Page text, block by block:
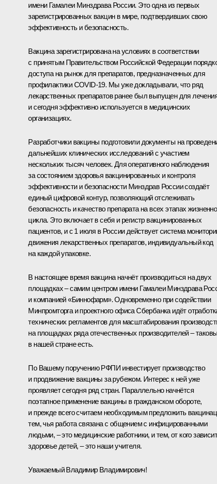
имени Гамалеи Минздрава России. Это одна из первых
зарегистрированных вакцин в мире, подтвердивших свою
эффективность и безопасность.
Вакцина зарегистрирована на условиях в соответствии
с принятым Правительством Российской Федерации
доступа на рынок для препаратов, предназначенных для
профилактики COVID‑19. Мы уже докладывали, что ряд
лекарственных препаратов ранее был выпущен для
и сегодня эффективно используется в медицинских
организациях.
Разработчики вакцины подготовили документы на
дальнейших клинических исследований с участием
нескольких тысяч человек. Для оперативного наблюдения
за состоянием здоровья вакцинированных и контроля
эффективности и безопасности Минздрав России создаёт
единый цифровой контур, позволяющий отслеживать
безопасность и качество препарата на всех этапах
цикла. Это включает в себя и регистр вакцинированных
пациентов, и с 1 июля в России действует система
движения лекарственных препаратов, индивидуальный код
на каждой упаковке.
В настоящее время вакцина начнёт производиться на двух
площадках – самим центром имени Гамалеи Минздрава
и компанией «Биннофарм». Одновременно при содействии
Минпромторга и проектного офиса Сбербанка идёт
технических регламентов для масштабирования
на площадках ряда отечественных производителей –
в нашей стране есть.
По Вашему поручению РФПИ инвестирует производство
и продвижение вакцины за рубежом. Интерес к ней уже
проявляет сегодня ряд стран. Параллельно начнётся
поэтапное применение вакцины в гражданском обороте,
и прежде всего считаем необходимым предложить
тем, чья работа связана с общением с инфицированными
людьми, – это медицинские работники, и тем, от кого зависит
здоровье детей, – это наши учителя.
Уважаемый Владимир Владимирович!